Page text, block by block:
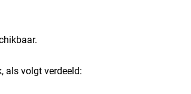
als volgt verdeeld: